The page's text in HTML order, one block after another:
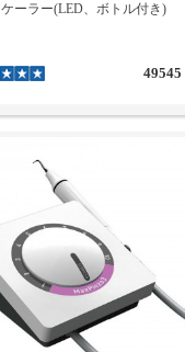
ケーラー(LED、ボトル付き)
49545